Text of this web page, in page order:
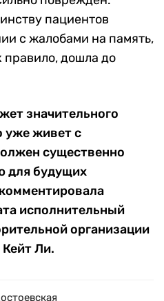
пациентов
с жалобами на память,
правило, дошла до
значительного
уже живет с
существенно
для будущих
исполнительный
организации
Ли.